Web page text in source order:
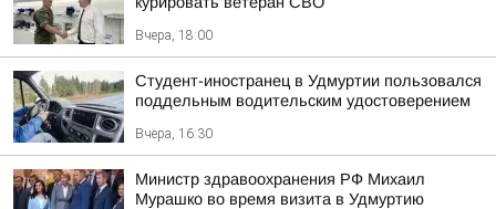
Вчера, 18:00
Студент-иностранец в Удмуртии пользовался
поддельным водительским удостоверением
Вчера, 16:30
Министр здравоохранения РФ Михаил
Мурашко во время визита в Удмуртию